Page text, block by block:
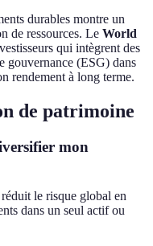
durables montre un
de ressources. Le World
qui intègrent des
gouvernance (ESG) dans
rendement à long terme.
de patrimoine
mon
le risque global en
dans un seul actif ou